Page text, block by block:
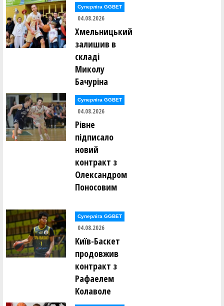
Суперліга GGBET
04.08.2026
Хмельницький
залишив в
складі
Миколу
Бачуріна
Суперліга GGBET
04.08.2026
Рівне
підписало
новий
контракт з
Олександром
Поносовим
Суперліга GGBET
04.08.2026
Київ-Баскет
продовжив
контракт з
Рафаелем
Колаволе